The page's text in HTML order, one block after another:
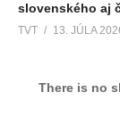
slovenského aj
TVT 13. JÚLA
There is no